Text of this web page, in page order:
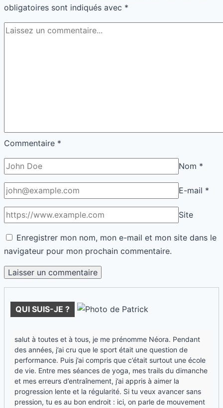
séances
obligatoires sont indiqués avec *
Commentaire *
Nom *
E-mail *
Site
Enregistrer mon nom, mon e-mail et mon site dans le
navigateur pour mon prochain commentaire.
QUI SUIS-JE ?
salut à toutes et à tous, je me prénomme Néora. Pendant
des années, j’ai cru que le sport était une question de
performance. Puis j’ai compris que c’était surtout une école
de vie. Entre mes séances de yoga, mes trails du dimanche
et mes erreurs d’entraînement, j’ai appris à aimer la
progression lente et la régularité. Si tu veux avancer sans
pression, tu es au bon endroit : ici, on parle de mouvement